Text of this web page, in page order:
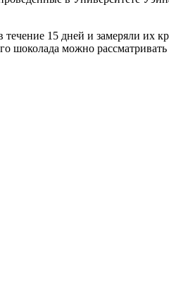
15 дней и замеряли их
шоколада можно